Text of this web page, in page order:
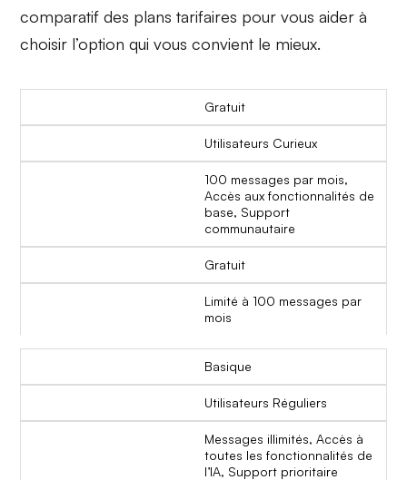
comparatif des plans tarifaires pour vous aider à
choisir l’option qui vous convient le mieux.
Gratuit
Utilisateurs Curieux
100 messages par mois,
Accès aux fonctionnalités de
base, Support
communautaire
Gratuit
Limité à 100 messages par
mois
Basique
Utilisateurs Réguliers
Messages illimités, Accès à
toutes les fonctionnalités de
l’IA, Support prioritaire